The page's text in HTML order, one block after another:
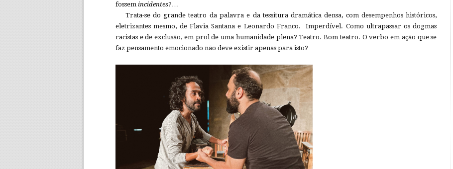
fossem incidentes?…
Trata-se do grande teatro da palavra e da tessitura dramática densa, com desempenhos históricos,
eletrizantes mesmo, de Flavia Santana e Leonardo Franco. Imperdível. Como ultrapassar os dogmas
racistas e de exclusão, em prol de uma humanidade plena? Teatro. Bom teatro. O verbo em ação que se
faz pensamento emocionado não deve existir apenas para isto?